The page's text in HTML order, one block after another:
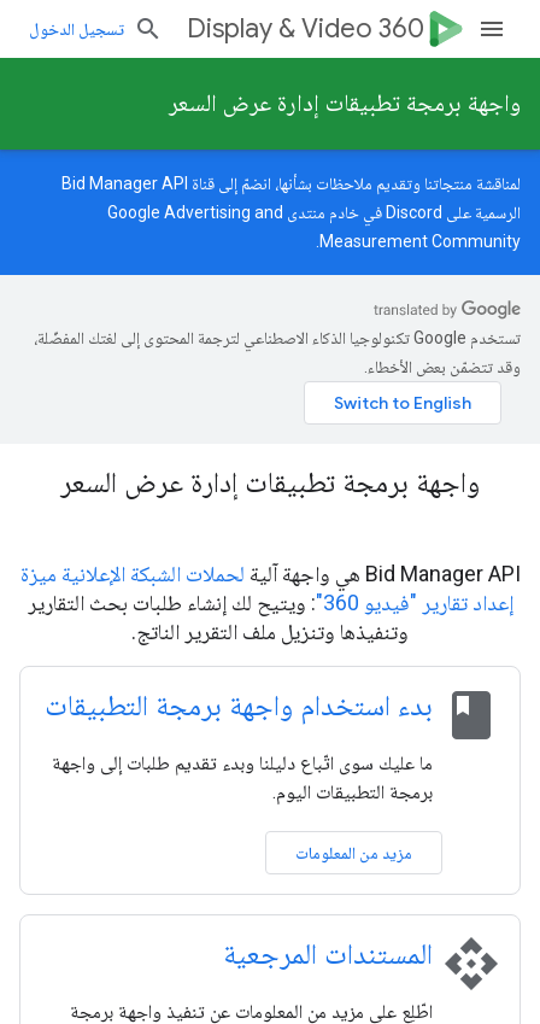
Display & Video 360 تسجيل الدخول
واجهة برمجة تطبيقات إدارة عرض السعر
لمناقشة منتجاتنا وتقديم ملاحظات بشأنها، انضمّ إلى قناة Bid Manager API
الرسمية على Discord في خادم
منتدى Google Advertising and
Measurement Community
تستخدم Google تكنولوجيا الذكاء الاصطناعي لترجمة المحتوى إلى لغتك المفضّلة،
وقد تتضمّن بعض الأخطاء.
واجهة برمجة تطبيقات إدارة عرض السعر
Bid Manager API هي واجهة آلية
لحملات الشبكة الإعلانية ميزة
إعداد تقارير "فيديو 360"
: ويتيح لك إنشاء طلبات بحث التقارير
وتنفيذها وتنزيل ملف التقرير الناتج.
class بدء استخدام واجهة برمجة التطبيقات
ما عليك سوى اتّباع دليلنا وبدء تقديم طلبات إلى واجهة
برمجة التطبيقات اليوم.
مزيد من المعلومات
api المستندات المرجعية
اطّلِع على مزيد من المعلومات عن تنفيذ واجهة برمجة